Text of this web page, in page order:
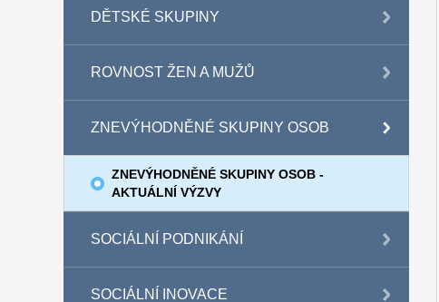
DĚTSKÉ SKUPINY
ROVNOST ŽEN A MUŽŮ
ZNEVÝHODNĚNÉ SKUPINY OSOB
ZNEVÝHODNĚNÉ SKUPINY OSOB -
AKTUÁLNÍ VÝZVY
SOCIÁLNÍ PODNIKÁNÍ
SOCIÁLNÍ INOVACE